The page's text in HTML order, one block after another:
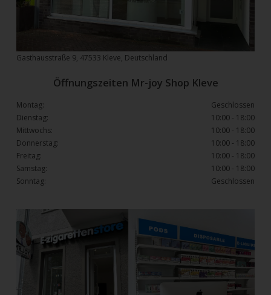
Gasthausstraße 9, 47533 Kleve, Deutschland
Öffnungszeiten Mr-joy Shop Kleve
Montag:
Geschlossen
Dienstag:
10:00 - 18:00
Mittwochs:
10:00 - 18:00
Donnerstag:
10:00 - 18:00
Freitag:
10:00 - 18:00
Samstag:
10:00 - 18:00
Sonntag:
Geschlossen